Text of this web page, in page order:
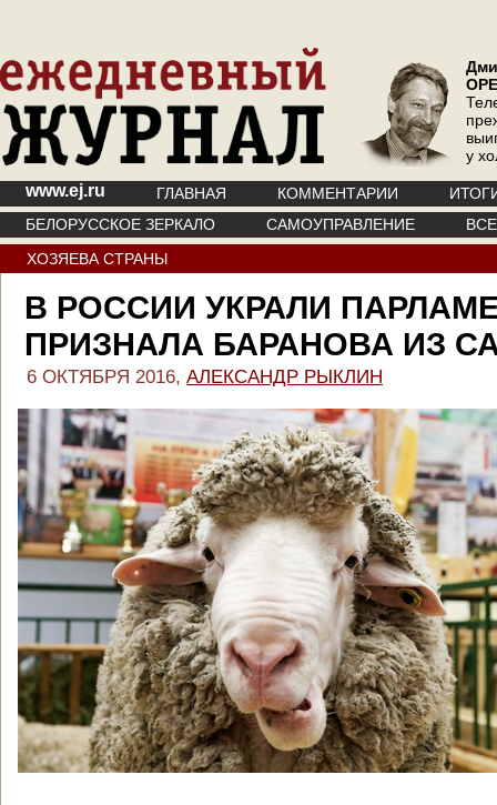
у
www.ej.ru ГЛАВНАЯ КОММЕНТАРИИ
БЕЛОРУССКОЕ ЗЕРКАЛО
САМОУПРАВЛЕНИЕ
ХОЗЯЕВА СТРАНЫ
В РОССИИ УКРАЛИ
ПРИЗНАЛА БАРАНОВА ИЗ
6 ОКТЯБРЯ 2016, АЛЕКСАНДР РЫКЛИН